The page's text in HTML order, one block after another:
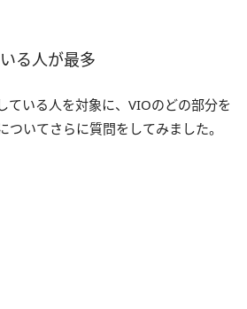
る人が最多
ている人を対象に、VIOのどの部分を
ついてさらに質問をしてみました。